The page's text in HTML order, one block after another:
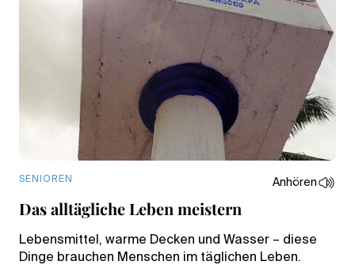
SENIOREN Anhören
Das alltägliche Leben meistern
Lebensmittel, warme Decken und Wasser – diese
Dinge brauchen Menschen im täglichen Leben.